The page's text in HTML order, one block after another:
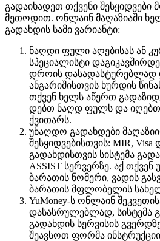
გადაიხადეთ თქვენი შესყიდვები
მეთოდით. ​​ონლაინ მაღაზიაში
გადახდის სამი ვარიანტი:
ნაღდი ფული აღებისას ან
სპეციალისტი
დროის დასადასტურებლად
ანგარიშისთვის ხურდის
თქვენ ხელს აწერთ
დებთ ნაღდ ფულს და
ქვითარს.
უნაღდო გადახდები
შესყიდვებისთვის: MIR, Visa
გადახდისთვის სისტემა
ASSIST სერვერზე. აქ თქვენ
ბარათის ნომერი, ვადის
ბარათის მფლობელის
YuMoney-ს ონლაინ
დასასრულებლად, სისტემა
გადახდის სერვისის
შეავსოთ ფორმა